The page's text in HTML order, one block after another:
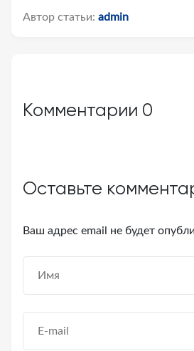
Автор статьи: admin
Комментарии 0
Оставьте
Ваш адрес email не будет